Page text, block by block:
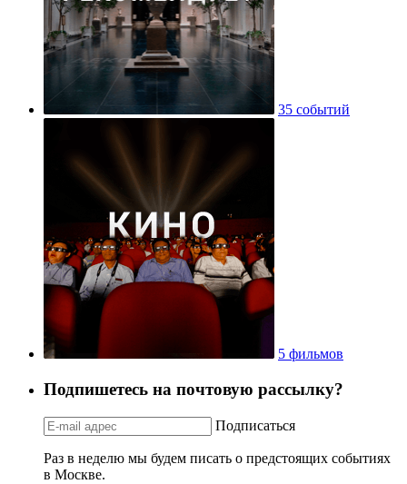
35 событий
5 фильмов
Подпишетесь на почтовую рассылку?
Подписаться
Раз в неделю мы будем писать о предстоящих событиях
в Москве.